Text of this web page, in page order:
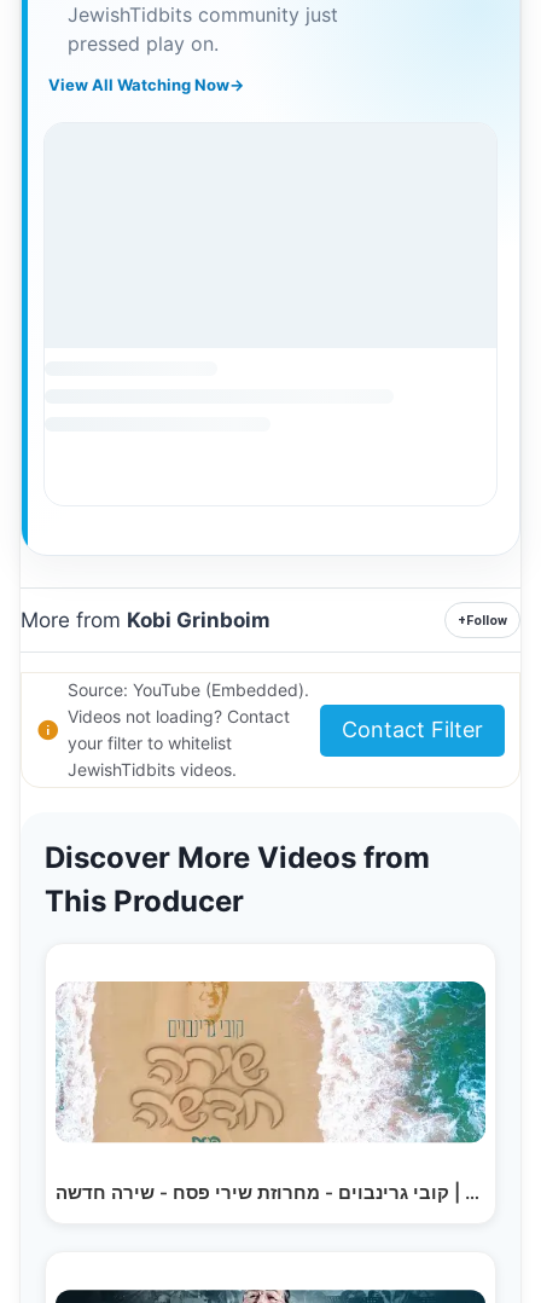
JewishTidbits community just
pressed play on.
View All Watching Now→
More from Kobi Grinboim +Follow
Source: YouTube (Embedded).
Videos not loading? Contact
your filter to whitelist
JewishTidbits videos.
Contact Filter
Discover More Videos from
This Producer
קובי גרינבוים - מחרוזת שירי פסח - שירה חדשה | Kobi…